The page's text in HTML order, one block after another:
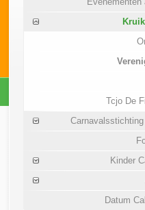
Tcjo De
Kinder
Datum